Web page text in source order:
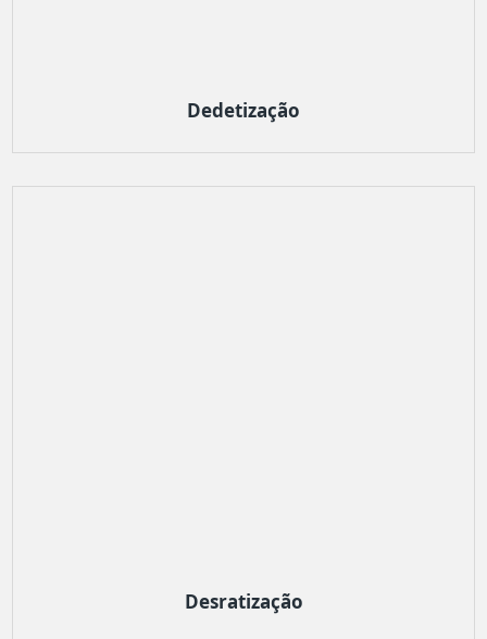
Dedetização
Desratização